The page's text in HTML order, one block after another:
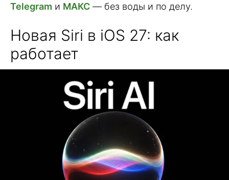
Telegram и МАКС — без воды и по делу.
Новая Siri в iOS 27: как
работает